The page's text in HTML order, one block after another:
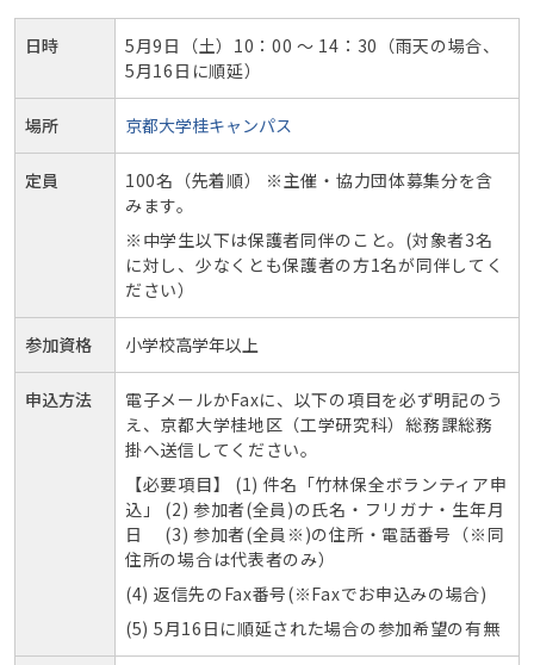
の
ロ
ェ
催
し
ま
09T10:00:00+09:00
09T14:30:00+09:00
日時
5月9日（土）10：00 ～ 14：30（雨天の場合、
5月16日に順延）
場所 京都大学桂キャンパス
定員 100名（先着順） ※主催・協力団体募集分を含
みます。
※中学生以下は保護者同伴のこと。(対象者3名
に対し、少なくとも保護者の方1名が同伴してく
ださい）
参加資格 小学校高学年以上
申込方法 電子メールかFaxに、以下の項目を必ず明記のう
え、京都大学桂地区（工学研究科）総務課総務
掛へ送信してください。
【必要項目】 (1) 件名「竹林保全ボランティア申
込」 (2) 参加者(全員)の氏名・フリガナ・生年月
日 (3) 参加者(全員※)の住所・電話番号（※同
住所の場合は代表者のみ）
(4) 返信先のFax番号(※Faxでお申込みの場合)
(5) 5月16日に順延された場合の参加希望の有無